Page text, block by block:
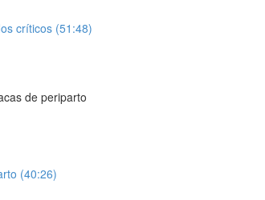
críticos (51:48)
de periparto
(40:26)